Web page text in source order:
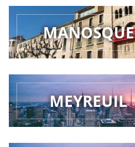
MANOSQUE
MEYREUIL